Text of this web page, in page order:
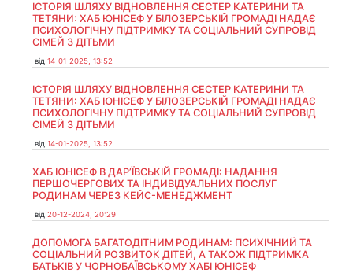
ІСТОРІЯ ШЛЯХУ ВІДНОВЛЕННЯ СЕСТЕР КАТЕРИНИ ТА
ТЕТЯНИ: ХАБ ЮНІСЕФ У БІЛОЗЕРСЬКІЙ ГРОМАДІ НАДАЄ
ПСИХОЛОГІЧНУ ПІДТРИМКУ ТА СОЦІАЛЬНИЙ СУПРОВІД
СІМЕЙ З ДІТЬМИ
від 14-01-2025, 13:52
ІСТОРІЯ ШЛЯХУ ВІДНОВЛЕННЯ СЕСТЕР КАТЕРИНИ ТА
ТЕТЯНИ: ХАБ ЮНІСЕФ У БІЛОЗЕРСЬКІЙ ГРОМАДІ НАДАЄ
ПСИХОЛОГІЧНУ ПІДТРИМКУ ТА СОЦІАЛЬНИЙ СУПРОВІД
СІМЕЙ З ДІТЬМИ
від 14-01-2025, 13:52
ХАБ ЮНІСЕФ В ДАР’ЇВСЬКІЙ ГРОМАДІ: НАДАННЯ
ПЕРШОЧЕРГОВИХ ТА ІНДИВІДУАЛЬНИХ ПОСЛУГ
РОДИНАМ ЧЕРЕЗ КЕЙС-МЕНЕДЖМЕНТ
від 20-12-2024, 20:29
ДОПОМОГА БАГАТОДІТНИМ РОДИНАМ: ПСИХІЧНИЙ ТА
СОЦІАЛЬНИЙ РОЗВИТОК ДІТЕЙ, А ТАКОЖ ПІДТРИМКА
БАТЬКІВ У ЧОРНОБАЇВСЬКОМУ ХАБІ ЮНІСЕФ